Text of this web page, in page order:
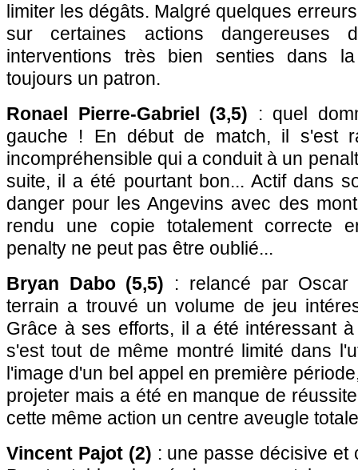
limiter les dégâts. Malgré quelques
sur certaines actions dangereuses
interventions très bien senties dans
toujours un patron.
Ronael Pierre-Gabriel (3,5) : quel
gauche ! En début de match, il s'est
incompréhensible qui a conduit à un
suite, il a été pourtant bon... Actif dans
danger pour les Angevins avec des
rendu une copie totalement correcte
penalty ne peut pas être oublié...
Bryan Dabo (5,5) : relancé par Oscar
terrain a trouvé un volume de jeu
Grâce à ses efforts, il a été intéressant
s'est tout de même montré limité dans
l'image d'un bel appel en première
projeter mais a été en manque de
cette même action un centre aveugle
Vincent Pajot (2) : une passe décisive et